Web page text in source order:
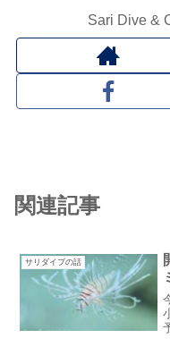
Sari Dive &
関連記事
サリダイブの話